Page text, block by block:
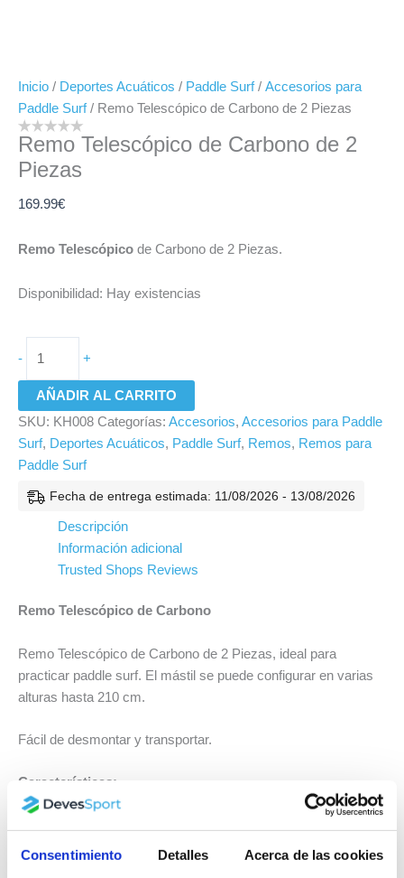
Consentimiento Detalles Acerca de las cookies
Inicio / Deportes Acuáticos / Paddle Surf/ Accesorios para
Paddle Surf/ Remo Telescópico de Carbono de 2 Piezas
Remo Telescópico de Carbono de 2
Piezas
169.99€
Remo Telescópico de Carbono de 2 Piezas.
Disponibilidad: Hay existencias
- +
AÑADIR AL CARRITO
SKU: KH008 Categorías: Accesorios, Accesorios para Paddle
Surf, Deportes Acuáticos, Paddle Surf, Remos, Remos para
Paddle Surf
Fecha de entrega estimada: 11/08/2026 - 13/08/2026
Descripción
Información adicional
Trusted Shops Reviews
Remo Telescópico de Carbono
Remo Telescópico de Carbono de 2 Piezas, ideal para
practicar paddle surf. El mástil se puede configurar en varias
alturas hasta 210 cm.
Fácil de desmontar y transportar.
Características:
Desmontable en dos piezas